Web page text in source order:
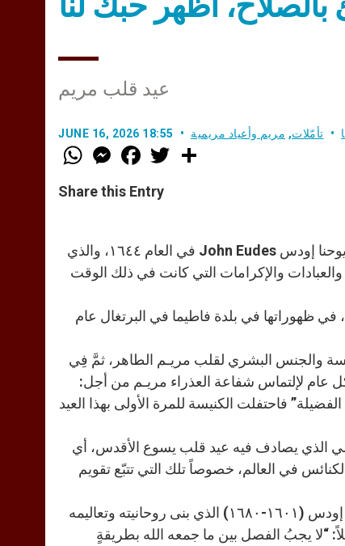
عيد قلب مريم
JUNE 16, 2026 18:55 تأمّلات, مريم وأعياد مريمية
W
h
t
s
M
e
s
e
r
F
a
e
b
w
Share this Entry
يعود تاريخ هذا وبدء ممارسته بعد ظهور السيدة العذراء مريـم إلى القديس يوحنا إودس John Eudes في العام ١٦٤٤، والذي
والإكرامات التي كانت في ذلك الوقت
ظهوراتها في بلدة فاطيما في البرتغال عام
أنه كرّس الكنيسة والجنس البشري لقلب مريـم الطاهر، ثمَّ فِي
عيداً لإكرام قلب مريم الطاهر في ٢٢ آب من كل عام لإلتماس شفاعة العذراء مريـم من أجل:
فاحتفلت الكنيسة للمرة الأولى بهذا العيد
التالي الذي يصادف فيه عيد قلب يسوع الأقدس، أي
في العالم، خصوصاً تلك التي تتبّع تقويم
إنَّ تكريم قلب مريم الطاهر ليس بجديدٍ في تاريخ الكنيسة، فالقديس يوحنا إودس (١٦٠١-١٦٨٠) الذي بنى روحانيته وتعاليمه
“لا يجبُ الفصل بين ما جمعه الله بطريقةٍ